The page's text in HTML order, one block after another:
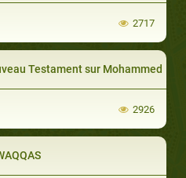
2717
Testament sur Mohammed
2926